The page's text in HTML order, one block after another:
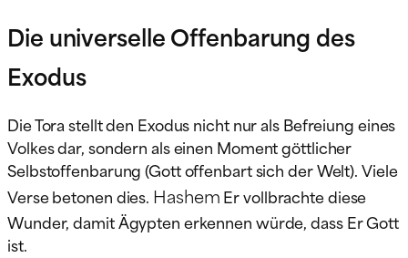
Die universelle Offenbarung des
Exodus
Die Tora stellt den Exodus nicht nur als Befreiung eines
Volkes dar, sondern als einen Moment göttlicher
Selbstoffenbarung (Gott offenbart sich der Welt). Viele
Verse betonen dies. HashemEr vollbrachte diese
Wunder, damit Ägypten erkennen würde, dass Er Gott
ist.